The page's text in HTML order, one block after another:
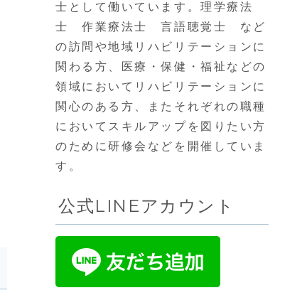
士として働いています。理学療法
士 作業療法士 言語聴覚士 など
の訪問や地域リハビリテーションに
関わる方、医療・保健・福祉などの
領域においてリハビリテーションに
関心のある方、またそれぞれの職種
においてスキルアップを図りたい方
のために研修会などを開催していま
す。
公式LINEアカウント